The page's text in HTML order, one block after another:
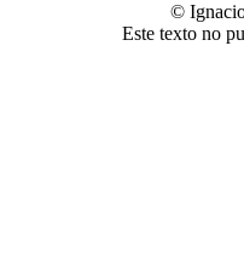
©
Este texto no